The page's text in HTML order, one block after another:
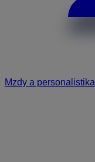
Mzdy a personalistika